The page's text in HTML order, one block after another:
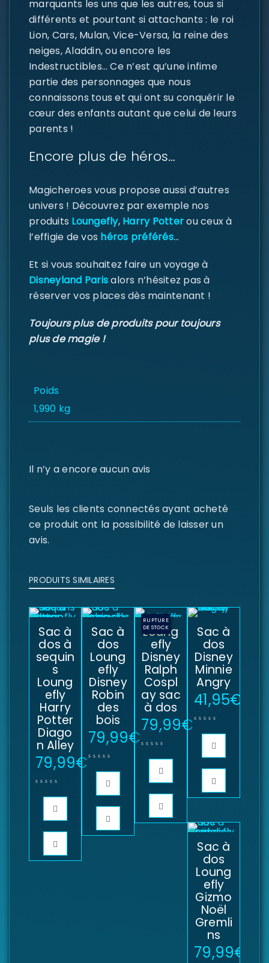
CONNECTER
ou e-mail*
de passe*
Se souvenir de moi
SE CONNECTER
DE PASSE PERDU ?
marquants les uns que les autres, tous si
différents et pourtant si attachants : le roi
Lion, Cars, Mulan, Vice-Versa, la reine des
neiges, Aladdin, ou encore les
Indestructibles… Ce n’est qu’une infime
partie des personnages que nous
connaissons tous et qui ont su conquérir le
cœur des enfants autant que celui de leurs
parents !
Encore plus de héros…
Magicheroes vous propose aussi d’autres
univers ! Découvrez par exemple nos
produits Loungefly,Harry Potterou ceux à
l’effigie de vos héros préférés…
Et si vous souhaitez faire un voyage à
Disneyland Parisalors n’hésitez pas à
réserver vos places dès maintenant !
Toujours plus de produits pour toujours
plus de magie !
Poids
1,990 kg
Il n’y a encore aucun avis
Seuls les clients connectés ayant acheté
ce produit ont la possibilité de laisser un
avis.
PRODUITS SIMILAIRES
Sac à
dos à
sequin
s
Loung
efly
Harry
Potter
Diago
n Alley
79,99€
Sac à
dos
Loung
efly
Disney
Robin
des
bois
79,99€
RUPTURE
DE STOCK
Loung
efly
Disney
Ralph
Cospl
ay sac
à dos
79,99€
Sac à
dos
Disney
Minnie
Angry
41,95€
Sac à
dos
Loung
efly
Gizmo
Noël
Gremli
ns
79,99€